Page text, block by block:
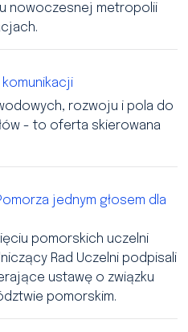
nowoczesnej metropolii
rozwoju i pola do
- to oferta skierowana
jednym głosem dla
pomorskich uczelni
Rad Uczelni podpisali
ustawę o związku
pomorskim.